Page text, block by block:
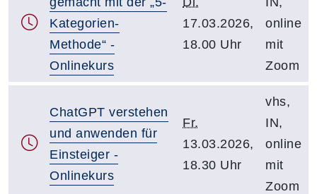
Kategorien-
Methode“ -
Onlinekurs
17.03.2026,
18.00 Uhr
online
mit
Zoom
ChatGPT verstehen
und anwenden für
Einsteiger -
Onlinekurs
Fr.
13.03.2026,
18.30 Uhr
vhs,
IN,
online
mit
Zoom